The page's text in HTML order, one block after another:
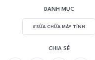
DANH MỤC
#SỬA CHỮA MÁY TÍNH
CHIA SẺ